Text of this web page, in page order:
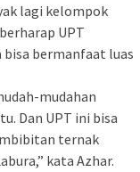
lagi kelompok
UPT
bisa bermanfaat luas
mudahan
Dan UPT ini bisa
ternak
kata Azhar.